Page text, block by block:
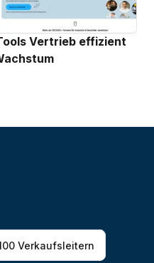
Vertrieb effizient
Verkaufsleitern